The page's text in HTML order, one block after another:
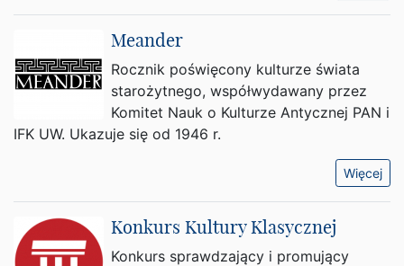
Meander
Rocznik poświęcony kulturze świata
starożytnego, współwydawany przez
Komitet Nauk o Kulturze Antycznej PAN i
IFK UW. Ukazuje się od 1946 r.
Więcej
Konkurs Kultury Klasycznej
Konkurs sprawdzający i promujący